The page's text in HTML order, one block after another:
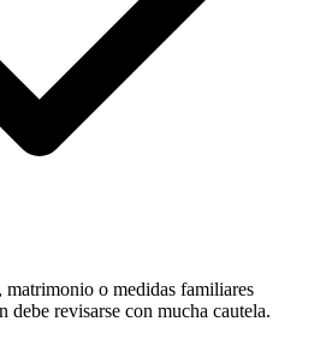
o medidas familiares
debe revisarse con mucha cautela.